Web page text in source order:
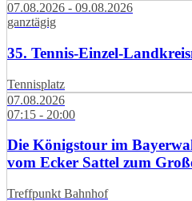
07.08.2026 - 09.08.2026
ganztägig
35. Tennis-Einzel-
Tennisplatz
07.08.2026
07:15 - 20:00
Die Königstour im
vom Ecker Sattel zum
Treffpunkt Bahnhof